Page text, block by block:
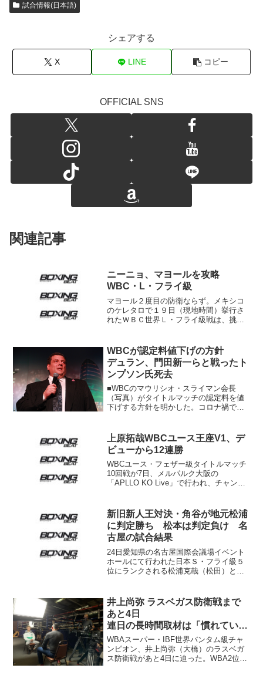
試合情報(日本語)
シェアする
X LINE コピー
OFFICIAL SNS
関連記事
ニーニョ、マヨールを攻略
WBC・L・フライ級
マヨール２度目の防衛ならず。メキシコ
のケレタロで１９日（現地時間）挙行さ
れたＷＢＣ世界Ｌ・フライ級戦は、挑戦
－０判定勝ちで雪辱するとともに、ベル
トを手中にした。 前回、...
WBCが認定料値下げの方針
デュラン、門田新一らと戦ったト
ンプソン氏死去
■WBCのマウリシオ・スライマン会長
（写真）がタイトルマッチの認定料を値
下げする方針を明かした。コロナ禍でプ
ベントが中止されている状況を考慮し、
指名試合に関してもよりフ...
上原拓哉WBCユース王座V1、デ
ビューから12連勝
WBCユース・フェザー級タイトルマッチ
10回戦が7日、メルパルク大阪の
「APLLO KO Live」で行われ、チャンピ
タイ）に6回2分6秒TKO勝ち。同王座の初
防衛...
新旧新人王対決・角谷が地元松浦
に判定勝ち 松本は判定負け 名
古屋の試合結果
24日愛知県の名古屋国際会議場イベント
ホールにて行われた日本Ｓ・フライ級５
位にランクされる松浦克哉（松田）と昨
勝利を収め、６月のウォーズ・カツマタ
戦からの再起を果たし...
井上尚弥 ラスベガス防衛戦まで
あと4日
連日の長時間取材は「慣れていく
しかない」
WBAスーパー・IBF世界バンタム級チャ
ンピオン、井上尚弥（大橋）のラスベガ
ス防衛戦があと4日に迫った。WBA2位、